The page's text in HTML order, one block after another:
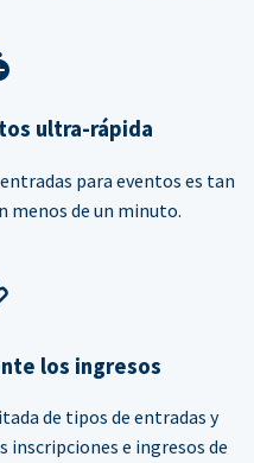
ultra-rápida
para eventos es tan
menos de un minuto.
los ingresos
de tipos de entradas y
e ingresos de